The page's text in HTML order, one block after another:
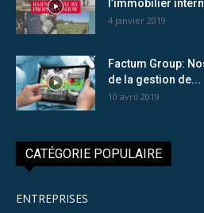
l’immobilier
4 janvier 2019
Factum Group:
de la gestion de...
10 avril 2019
CATÉGORIE POPULAIRE
ENTREPRISES